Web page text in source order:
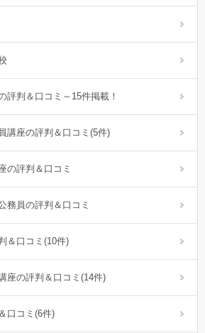
評判＆口コミ～15件掲載！
講座の評判＆口コミ(5件)
の評判＆口コミ
務員の評判＆口コミ
＆口コミ(10件)
座の評判＆口コミ(14件)
口コミ(6件)